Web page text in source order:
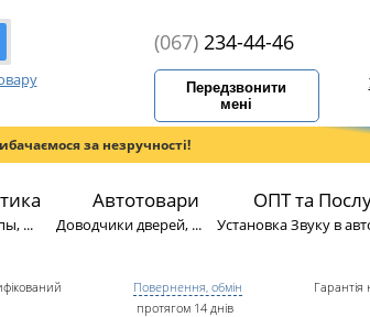
(067)234-44-46
Передзвонити
мені
за незручності!
...
Автотовари
Доводчики дверей, ...
ОПТ та
Установка Звуку в
Повернення, обмін
протягом 14 днів
Гарантія